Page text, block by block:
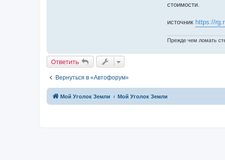
стоимости.
источник https://
Прежде чем ломать
Ответить
Вернуться в «Автофорум»
Мой Уголок Земли Мой Уголок Земли